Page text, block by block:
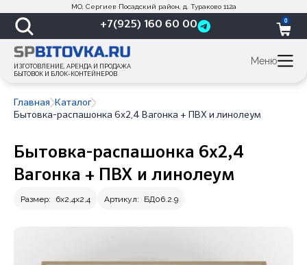
МО, Сергиев Посадский район, д. Тураково 112а
ИЗГОТОВЛЕНИЕ, АРЕНДА И ПРОДАЖА
БЫТОВОК И БЛОК-КОНТЕЙНЕРОВ
+7(925) 160 60 00 0
Меню
Главная
Каталог
Бытовка-распашонка 6х2,4 Вагонка + ПВХ и линолеум
Бытовка-распашонка 6х2,4
Вагонка + ПВХ и линолеум
Размер: 6х2,4х2,4 Артикул: БД06.2.9